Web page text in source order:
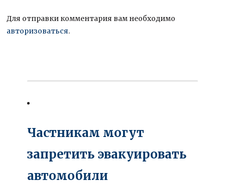
Для отправки комментария вам необходимо
авторизоваться.
Частникам могут
запретить эвакуировать
автомобили